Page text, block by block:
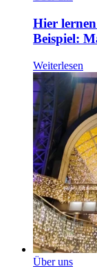
Hier
Beispiel:
Weiterlesen
Über uns